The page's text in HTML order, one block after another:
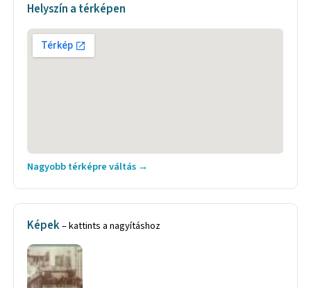
Helyszín a térképen
Nagyobb térképre váltás →
Képek– kattints a nagyításhoz